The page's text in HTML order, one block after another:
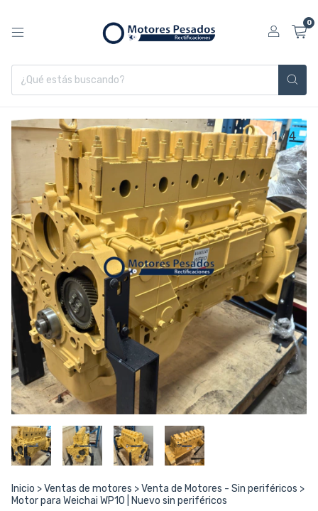
0
1/4
Inicio >Ventas de motores >Venta de Motores - Sin periféricos >
Motor para Weichai WP10 | Nuevo sin periféricos